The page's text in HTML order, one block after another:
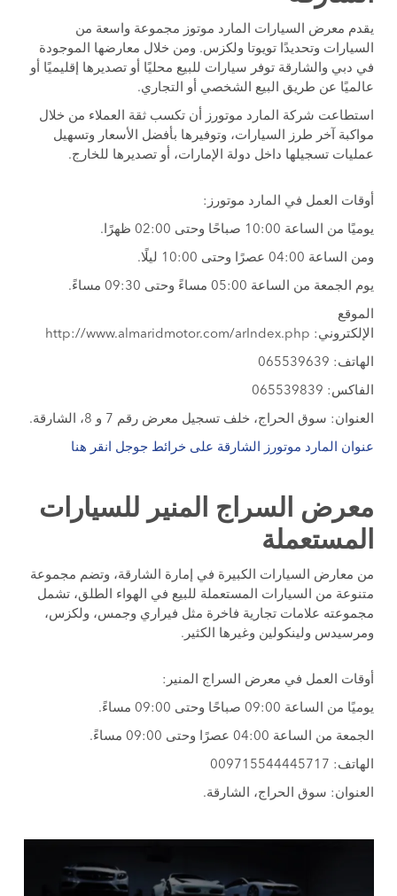
يقدم معرض السيارات المارد موتوز مجموعة واسعة من
السيارات وتحديدًا تويوتا ولكزس. ومن خلال معارضها الموجودة
في دبي والشارقة توفر سيارات للبيع محليًا أو تصديرها إقليميًا أو
عالميًا عن طريق البيع الشخصي أو التجاري.
استطاعت شركة المارد موتورز أن تكسب ثقة العملاء من خلال
مواكبة آخر طرز السيارات، وتوفيرها بأفضل الأسعار وتسهيل
عمليات تسجيلها داخل دولة الإمارات، أو تصديرها للخارج.
أوقات العمل في المارد موتورز:
يوميًا من الساعة 10:00 صباحًا وحتى 02:00 ظهرًا.
ومن الساعة 04:00 عصرًا وحتى 10:00 ليلًا.
يوم الجمعة من الساعة 05:00 مساءً وحتى 09:30 مساءً.
الموقع
الإلكتروني: http://www.almaridmotor.com/arIndex.php
الهاتف: 065539639
الفاكس: 065539839
العنوان: سوق الحراج، خلف تسجيل معرض رقم 7 و 8، الشارقة.
عنوان المارد موتورز الشارقة على خرائط جوجل انقر هنا
معرض السراج المنير للسيارات
المستعملة
من معارض السيارات الكبيرة في إمارة الشارقة، وتضم مجموعة
متنوعة من السيارات المستعملة للبيع في الهواء الطلق، تشمل
مجموعته علامات تجارية فاخرة مثل فيراري وجمس، ولكزس،
ومرسيدس ولينكولين وغيرها الكثير.
أوقات العمل في معرض السراج المنير:
يوميًا من الساعة 09:00 صباحًا وحتى 09:00 مساءً.
الجمعة من الساعة 04:00 عصرًا وحتى 09:00 مساءً.
الهاتف: 009715544445717
العنوان: سوق الحراج، الشارقة.